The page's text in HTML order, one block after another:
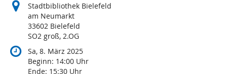
Stadtbibliothek Bielefeld
am Neumarkt
33602 Bielefeld
SO2 groß, 2.OG
Sa, 8. März 2025
Beginn: 14:00 Uhr
Ende: 15:30 Uhr